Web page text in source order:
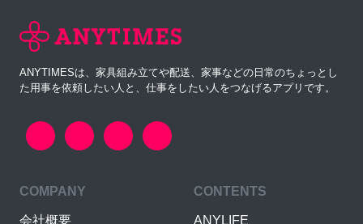
ANYTIMESは、家具組み立てや配送、家事などの日常のちょっとし
た用事を依頼したい人と、仕事をしたい人をつなげるアプリです。
COMPANY
会社概要
CONTENTS
ANYLIFE